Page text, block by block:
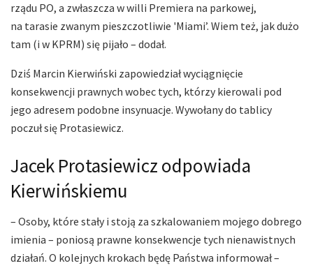
rządu PO, a zwłaszcza w willi Premiera na parkowej,
na tarasie zwanym pieszczotliwie 'Miami’. Wiem też, jak dużo
tam (i w KPRM) się pijało – dodał.
Dziś Marcin Kierwiński zapowiedział wyciągnięcie
konsekwencji prawnych wobec tych, którzy kierowali pod
jego adresem podobne insynuacje. Wywołany do tablicy
poczuł się Protasiewicz.
Jacek Protasiewicz odpowiada
Kierwińskiemu
– Osoby, które stały i stoją za szkalowaniem mojego dobrego
imienia – poniosą prawne konsekwencje tych nienawistnych
działań. O kolejnych krokach będę Państwa informował –